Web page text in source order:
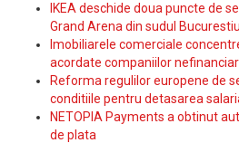
IKEA deschide doua puncte de
Grand Arena din sudul
Imobiliarele comerciale
acordate companiilor
Reforma regulilor europene de
conditiile pentru detasarea
NETOPIA Payments a obtinut
de plata